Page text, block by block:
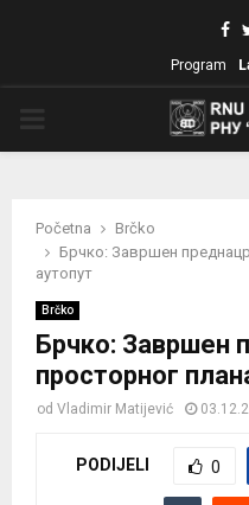
Program
Početna
Brčko
Брчко: Завршен
аутопут
Brčko
Брчко: Завршен
просторног
od Vladimir Matijević
PODIJELI 0